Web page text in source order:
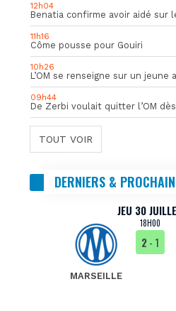
12h04
Benatia confirme avoir aidé sur
11h16
Côme pousse pour Gouiri
10h26
L’OM se renseigne sur un jeune
09h44
De Zerbi voulait quitter l’OM
TOUT VOIR
DERNIERS &
JEU 30
18H00
MARSEILLE
2- 1